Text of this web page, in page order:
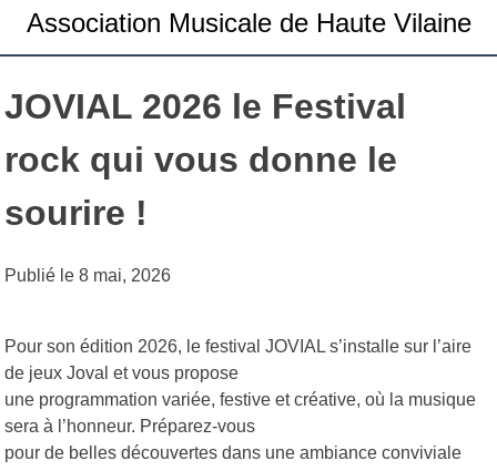
Association Musicale de Haute Vilaine
JOVIAL 2026 le Festival
rock qui vous donne le
sourire !
Publié le8 mai, 2026
Pour son édition 2026, le festival JOVIAL s’installe sur l’aire
de jeux Joval et vous propose
une programmation variée, festive et créative, où la musique
sera à l’honneur. Préparez-vous
pour de belles découvertes dans une ambiance conviviale